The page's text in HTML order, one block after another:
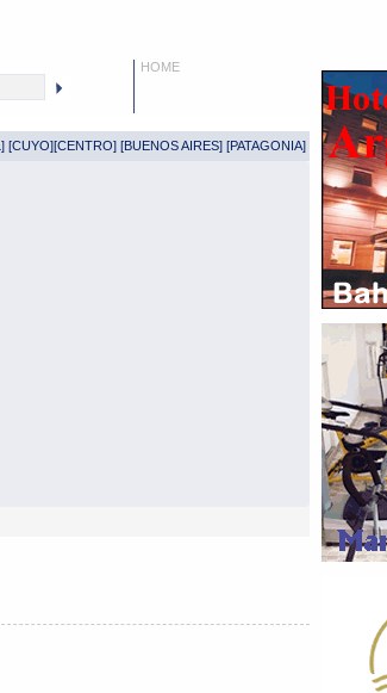
HOME
] [CUYO][CENTRO] [BUENOS AIRES] [PATAGONIA]